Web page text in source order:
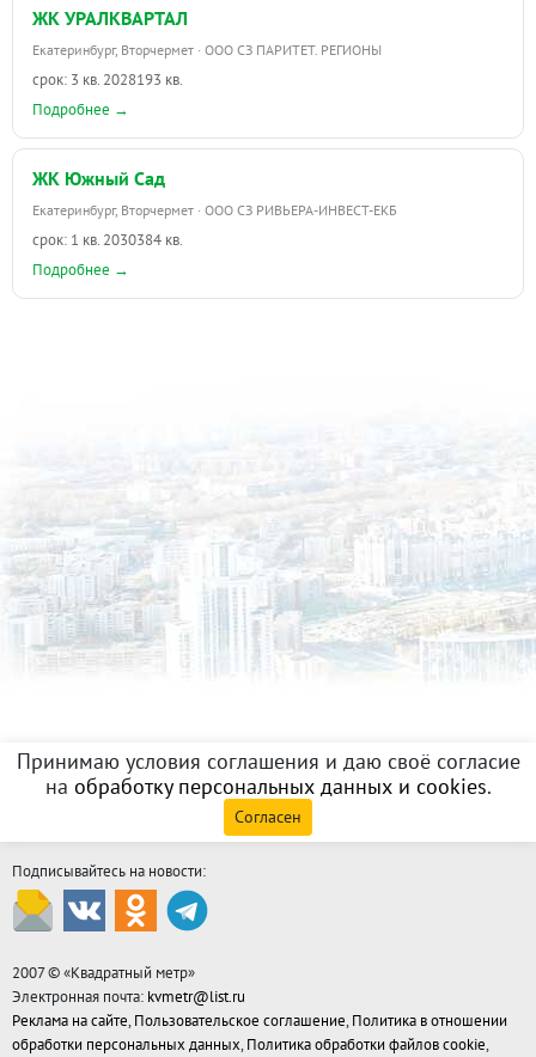
ЖК УРАЛКВАРТАЛ
Екатеринбург, Вторчермет · ООО СЗ ПАРИТЕТ. РЕГИОНЫ
срок: 3 кв. 2028193 кв.
Подробнее →
ЖК Южный Сад
Екатеринбург, Вторчермет · ООО СЗ РИВЬЕРА-ИНВЕСТ-ЕКБ
срок: 1 кв. 2030384 кв.
Подробнее →
Принимаю условия соглашения и даю своё согласие
на обработку персональных данных и cookies.
Согласен
Подписывайтесь на новости:
2007 © «Квадратный метр»
Электронная почта: kvmetr@list.ru
Реклама на сайте, Пользовательское соглашение, Политика в отношении
обработки персональных данных, Политика обработки файлов cookie,